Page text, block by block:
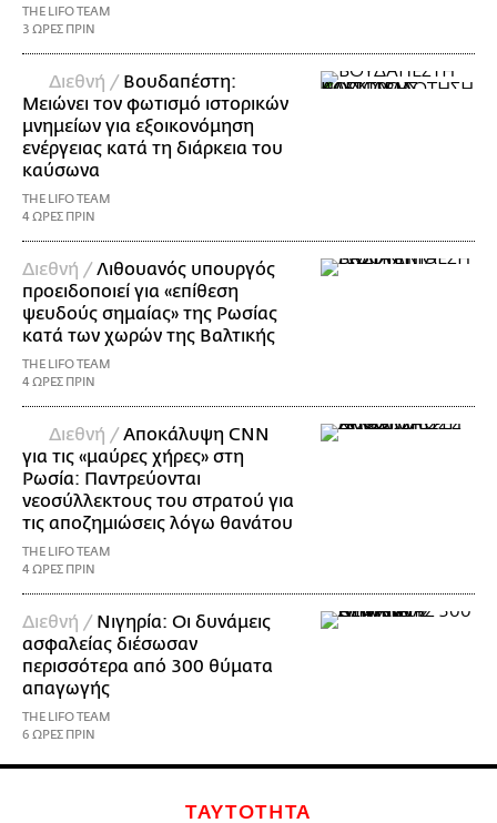
THE LIFO TEAM
3 ΩΡΕΣ ΠΡΙΝ
Διεθνή / Βουδαπέστη:
Μειώνει τον φωτισμό ιστορικών
μνημείων για εξοικονόμηση
ενέργειας κατά τη διάρκεια του
καύσωνα
THE LIFO TEAM
4 ΩΡΕΣ ΠΡΙΝ
Διεθνή /Λιθουανός υπουργός
προειδοποιεί για «επίθεση
ψευδούς σημαίας» της Ρωσίας
κατά των χωρών της Βαλτικής
THE LIFO TEAM
4 ΩΡΕΣ ΠΡΙΝ
Διεθνή /Αποκάλυψη CNN
για τις «μαύρες χήρες» στη
Ρωσία: Παντρεύονται
νεοσύλλεκτους του στρατού για
τις αποζημιώσεις λόγω θανάτου
THE LIFO TEAM
4 ΩΡΕΣ ΠΡΙΝ
Διεθνή / Νιγηρία: Οι δυνάμεις
ασφαλείας διέσωσαν
περισσότερα από 300 θύματα
απαγωγής
THE LIFO TEAM
6 ΩΡΕΣ ΠΡΙΝ
ΤΑΥΤΟΤΗΤΑ